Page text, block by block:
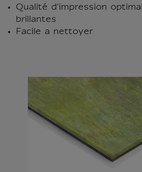
Qualité d'impression
brillantes
Facile a nettoyer